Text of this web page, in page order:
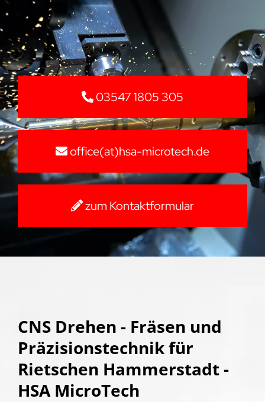
03547 1805 305
office(at)hsa-microtech.de
zum Kontaktformular
CNS Drehen - Fräsen und
Präzisionstechnik für
Rietschen Hammerstadt -
HSA MicroTech